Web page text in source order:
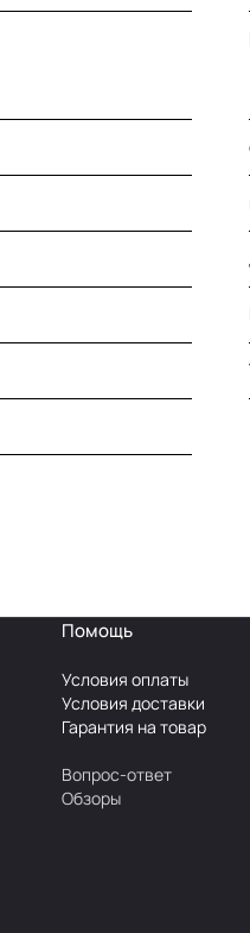
Помощь
Условия оплаты
Условия доставки
Гарантия на товар
Вопрос-ответ
Обзоры